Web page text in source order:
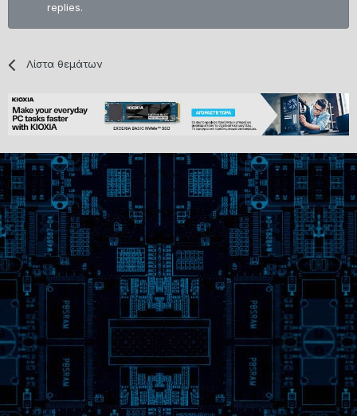
replies.
Λίστα θεμάτων